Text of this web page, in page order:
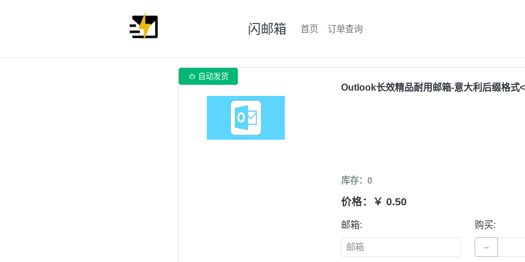
闪邮箱 首页 订单查询
 自动发货
Outlook长效精品耐用邮箱-意大利后缀格式
库存：0
价格：￥ 0.50
邮箱: 购买:
−